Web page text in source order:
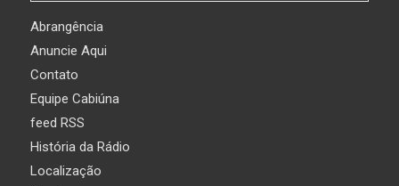
Abrangência
Anuncie Aqui
Contato
Equipe Cabiúna
feed RSS
História da Rádio
Localização